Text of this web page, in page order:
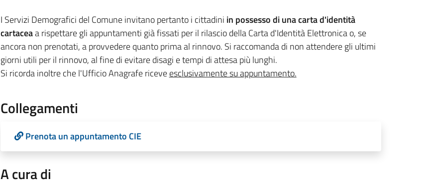
I Servizi Demografici del Comune invitano pertanto i cittadini in possesso di una carta d'identità
cartaceaa rispettare gli appuntamenti già fissati per il rilascio della Carta d'Identità Elettronica o, se
ancora non prenotati, a provvedere quanto prima al rinnovo. Si raccomanda di non attendere gli ultimi
giorni utili per il rinnovo, al fine di evitare disagi e tempi di attesa più lunghi.
Si ricorda inoltre che l'Ufficio Anagrafe riceveesclusivamente su appuntamento.
Collegamenti
Prenota un appuntamento CIE
A cura di